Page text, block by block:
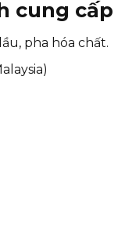
cung cấp
pha hóa chất.